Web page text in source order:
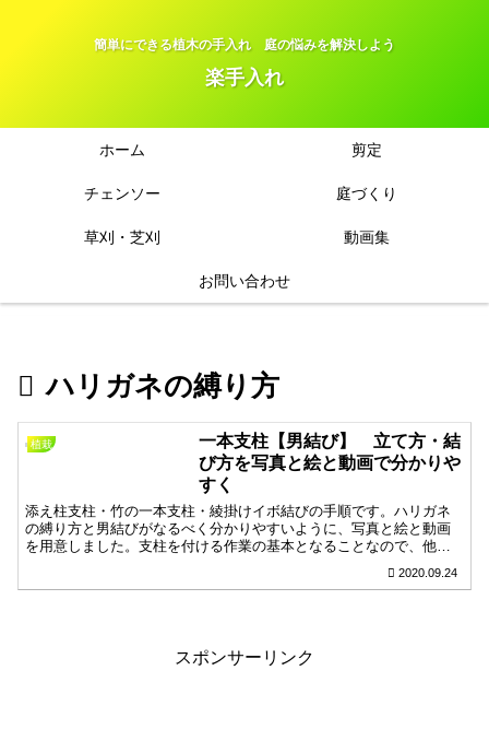
簡単にできる植木の手入れ 庭の悩みを解決しよう
楽手入れ
ホーム 剪定
チェンソー 庭づくり
草刈・芝刈 動画集
お問い合わせ
ハリガネの縛り方
植栽
一本支柱【男結び】 立て方・結
び方を写真と絵と動画で分かりや
すく
添え柱支柱・竹の一本支柱・綾掛けイボ結びの手順です。ハリガネ
の縛り方と男結びがなるべく分かりやすいように、写真と絵と動画
を用意しました。支柱を付ける作業の基本となることなので、他の
2020.09.24
スポンサーリンク